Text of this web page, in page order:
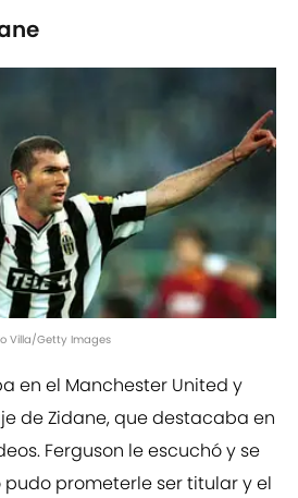
Villa/Getty Images
en el Manchester United y
de Zidane, que destacaba en
Ferguson le escuchó y se
pudo prometerle ser titular y el